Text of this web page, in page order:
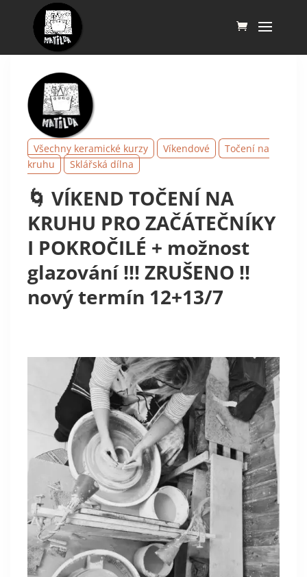
Všechny keramické kurzy Víkendové
Točení na
kruhu
Sklářská dílna
🌀 VÍKEND TOČENÍ NA
KRUHU PRO ZAČÁTEČNÍKY
I POKROČILÉ + možnost
glazování !!! ZRUŠENO !!
nový termín 12+13/7